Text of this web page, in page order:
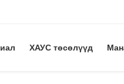
ХАУС төсөлүүд